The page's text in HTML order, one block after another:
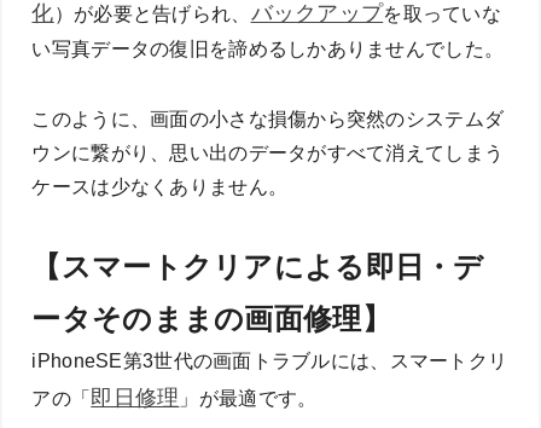
化）が必要と告げられ、 バックアップを取っていな
い写真データの復旧を諦めるしかありませんでした。
このように、画面の小さな損傷から突然のシステムダ
ウンに繋がり、思い出のデータがすべて消えてしまう
ケースは少なくありません。
【スマートクリアによる即日・デ
ータそのままの画面修理】
iPhoneSE第3世代の画面トラブルには、スマートクリ
アの「 即日修理 」が最適です。